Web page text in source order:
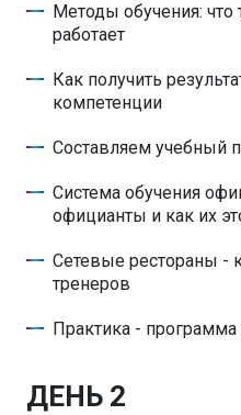
Методы обучения: что
работает
Как получить
компетенции
Составляем учебный
Система обучения
официанты и как их
Сетевые рестораны -
тренеров
Практика - программа
ДЕНЬ 2